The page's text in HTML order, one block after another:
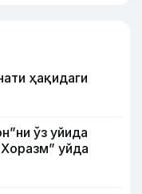
ҳақидаги
ўз уйида
уйда